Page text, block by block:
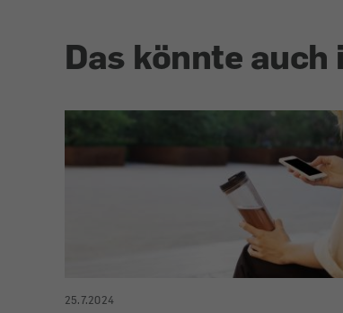
Das könnte
25.7.2024